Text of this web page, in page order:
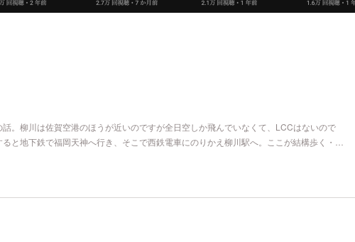
。柳川は佐賀空港のほうが近いのですが全日空しか飛んでいなくて、LCCはないので
と地下鉄で福岡天神へ行き、そこで西鉄電車にのりかえ柳川駅へ。ここが結構歩く・…